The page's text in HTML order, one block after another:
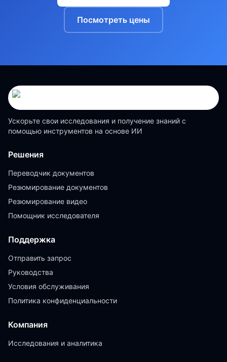
Посмотреть цены
Ускорьте свои исследования и получение знаний с
помощью инструментов на основе ИИ
Решения
Переводчик документов
Резюмирование документов
Резюмирование видео
Помощник исследователя
Поддержка
Отправить запрос
Руководства
Условия обслуживания
Политика конфиденциальности
Компания
Исследования и аналитика